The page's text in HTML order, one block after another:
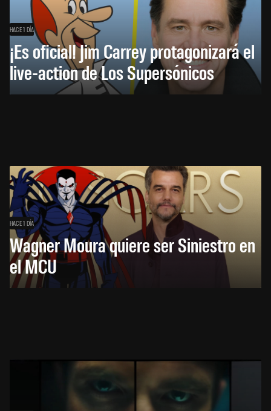
HACE 1 DÍA
¡Es oficial! Jim Carrey protagonizará el
live-action de Los Supersónicos
HACE 1 DÍA
Wagner Moura quiere ser Siniestro en
el MCU